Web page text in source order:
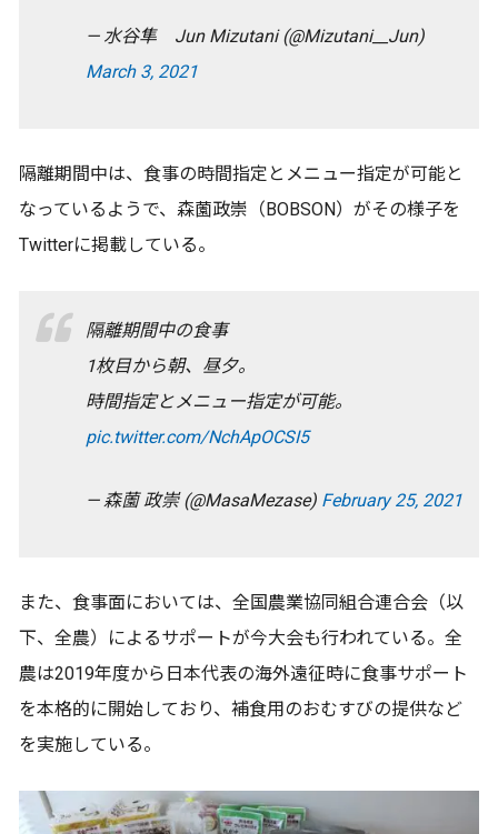
— 水谷隼 Jun Mizutani (@Mizutani__Jun)
March 3, 2021
隔離期間中は、食事の時間指定とメニュー指定が可能と
なっているようで、森薗政崇（BOBSON）がその様子を
Twitterに掲載している。
隔離期間中の食事
1枚目から朝、昼夕。
時間指定とメニュー指定が可能。
pic.twitter.com/NchApOCSI5
— 森薗 政崇 (@MasaMezase) February 25, 2021
また、食事面においては、全国農業協同組合連合会（以
下、全農）によるサポートが今大会も行われている。全
農は2019年度から日本代表の海外遠征時に食事サポート
を本格的に開始しており、補食用のおむすびの提供など
を実施している。